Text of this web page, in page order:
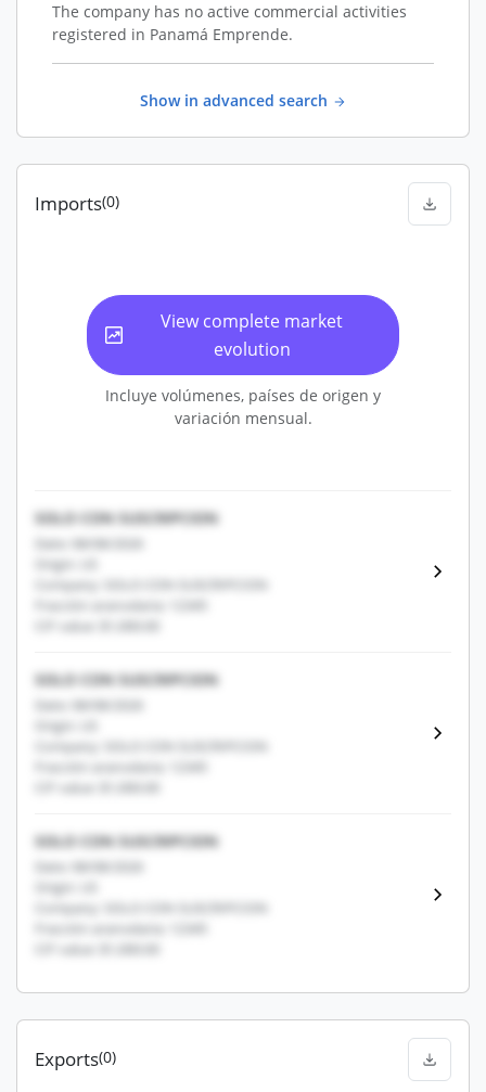
The company has no active commercial activities
registered in Panamá Emprende.
Show in advanced search
Imports(0)
View complete market
evolution
Incluye volúmenes, países de origen y
variación mensual.
SOLO CON SUSCRIPCION
Date: 08/08/2026
Origin: US
Company: SOLO CON SUSCRIPCION
Fracción arancelaria: 12345
CIF value: $1,000.00
SOLO CON SUSCRIPCION
Date: 08/08/2026
Origin: US
Company: SOLO CON SUSCRIPCION
Fracción arancelaria: 12345
CIF value: $1,000.00
SOLO CON SUSCRIPCION
Date: 08/08/2026
Origin: US
Company: SOLO CON SUSCRIPCION
Fracción arancelaria: 12345
CIF value: $1,000.00
Exports(0)